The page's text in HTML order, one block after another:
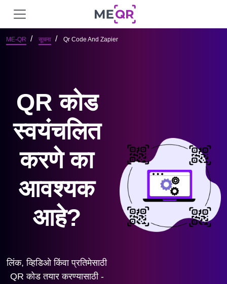
ME-QR सूचना Qr Code And Zapier
QR कोड
स्वयंचलित
करणे का
आवश्यक
आहे?
लिंक, व्हिडिओ किंवा प्रतिमेसाठी
QR कोड तयार करण्यासाठी -